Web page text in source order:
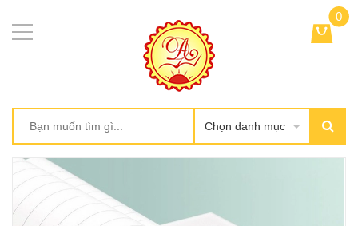
Chọn danh mục
0